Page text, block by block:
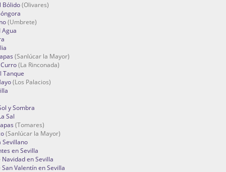
Bólido(Olivares)
(Umbrete)
(Sanlúcar la Mayor)
(La Rinconada)
Tanque
(Los Palacios)
y Sombra
Sal
(Tomares)
(Sanlúcar la Mayor)
Sevillano
en Sevilla
Navidad en Sevilla
Valentín en Sevilla